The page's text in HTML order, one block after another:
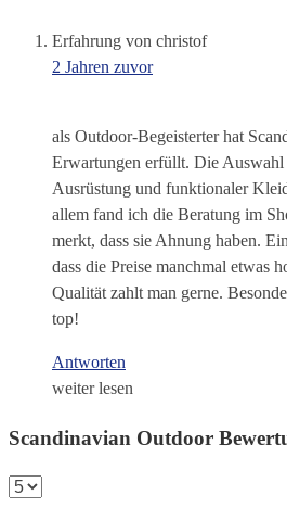
Erfahrung von christof
2 Jahren zuvor
als Outdoor-Begeisterter hat
Erwartungen erfüllt. Die
Ausrüstung und funktionaler
allem fand ich die Beratung im
merkt, dass sie Ahnung haben.
dass die Preise manchmal etwas
Qualität zahlt man gerne.
top!
Antworten
weiter lesen
Scandinavian Outdoor